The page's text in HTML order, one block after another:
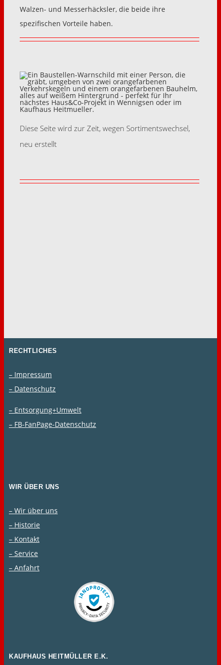
Walzen- und Messerhäcksler, die beide ihre
spezifischen Vorteile haben.
Diese Seite wird zur Zeit, wegen Sortimentswechsel,
neu erstellt
RECHTLICHES
– Impressum
– Datenschutz
– Entsorgung+Umwelt
– FB-FanPage-Datenschutz
WIR ÜBER UNS
– Wir über uns
– Historie
– Kontakt
– Service
– Anfahrt
KAUFHAUS HEITMÜLLER E.K.